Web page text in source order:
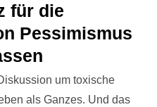
für die
Pessimismus
um toxische
als Ganzes. Und das